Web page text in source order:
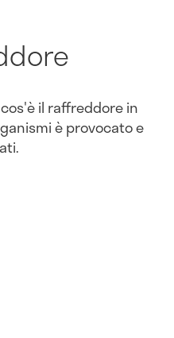
il raffreddore in
è provocato e